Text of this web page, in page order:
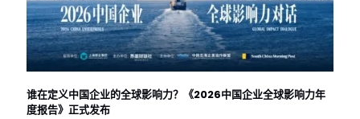
谁在定义中国企业的全球影响力？《2026中国企业全球影响力年
度报告》正式发布